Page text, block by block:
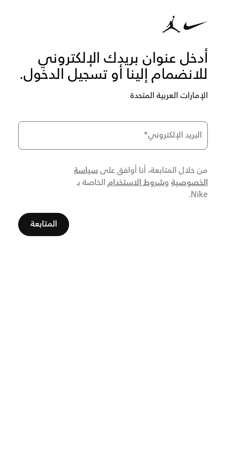
أدخل عنوان بريدك الإلكتروني
للانضمام إلينا أو تسجيل الدخول.
الإمارات العربية المتحدة
البريد الإلكتروني*
من خلال المتابعة، أنا أوافق علىسياسة
الخصوصية وشروط الاستخدام الخاصة بـ
Nike.
المتابعة